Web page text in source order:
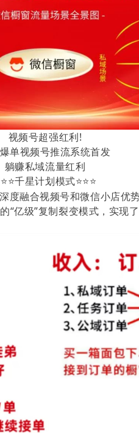
视频号超强红利!
单视频号推流系统首发
躺赚私域流量红利
千星计划模式⭐⭐⭐
度融合视频号和微信小店优
“亿级”复制裂变模式，实现